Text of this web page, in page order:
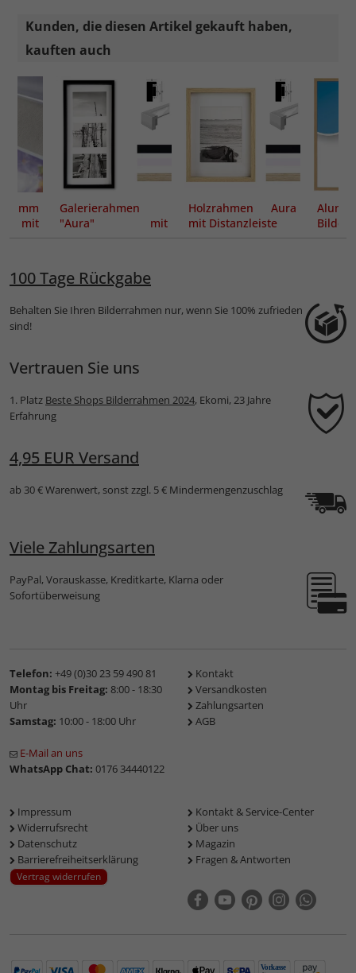
Kunden, die diesen Artikel gekauft haben,
kauften auch
mit
Galerierahmen
"Aura" mit
Holzrahmen Aura
mit Distanzleiste
100 Tage Rückgabe
Behalten Sie Ihren Bilderrahmen nur, wenn Sie 100% zufrieden
sind!
Vertrauen Sie uns
1. Platz Beste Shops Bilderrahmen 2024, Ekomi, 23 Jahre
Erfahrung
4,95 EUR Versand
ab 30 € Warenwert, sonst zzgl. 5 € Mindermengenzuschlag
Viele Zahlungsarten
PayPal, Vorauskasse, Kreditkarte, Klarna oder
Sofortüberweisung
Telefon: +49 (0)30 23 59 490 81
Montag bis Freitag: 8:00 - 18:30
Uhr
Samstag: 10:00 - 18:00 Uhr
E-Mail an uns
WhatsApp Chat: 0176 34440122
Kontakt
Versandkosten
Zahlungsarten
AGB
Impressum
Widerrufsrecht
Datenschutz
Barrierefreiheitserklärung
Vertrag widerrufen
Kontakt & Service-Center
Über uns
Magazin
Fragen & Antworten